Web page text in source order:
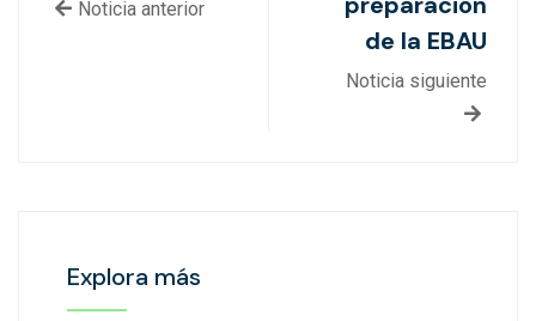
Noticia anterior
de la EBAU
Noticia siguiente
Explora más